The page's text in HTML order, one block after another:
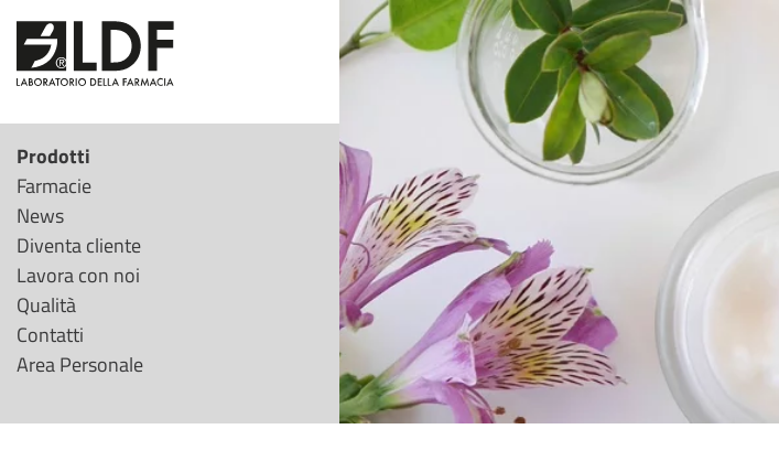
Prodotti
Farmacie
News
Diventa cliente
Lavora con noi
Qualità
Contatti
Area Personale